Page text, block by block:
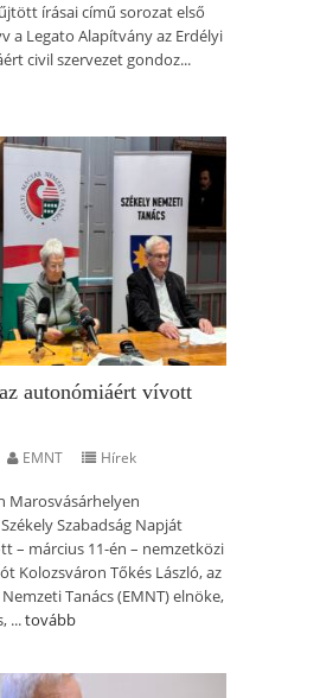
írásai című sorozat első
a Legato Alapítvány az Erdélyi
civil szervezet gondoz...
autonómiáért vívott
EMNT Hírek
Marosvásárhelyen
Szabadság Napját
– március 11-én – nemzetközi
Kolozsváron Tőkés László, az
Tanács (EMNT) elnöke,
...tovább